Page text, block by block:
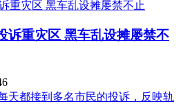
诉重灾区 黑车乱设摊屡禁不
天都接到多名市民的投诉，反映轨